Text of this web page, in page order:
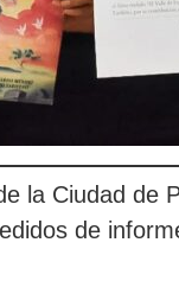
la Ciudad de
de